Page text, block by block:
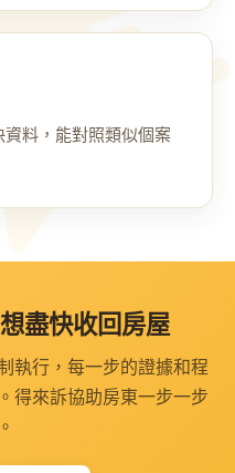
料，能對照類似個案
盡快收回房屋
執行，每一步的證據和程
得來訴協助房東一步一步